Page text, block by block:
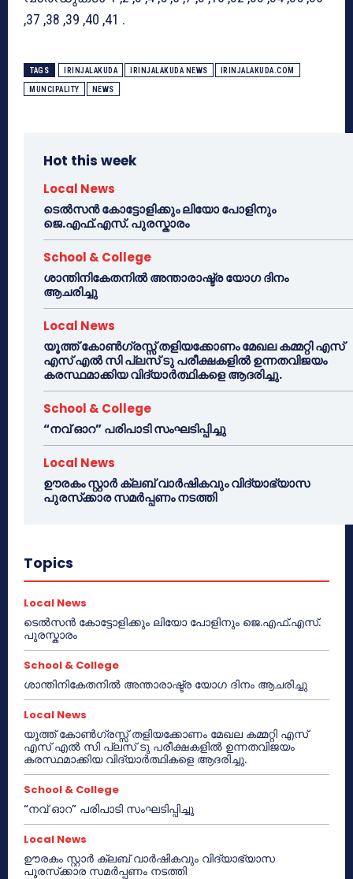
,37 ,38 ,39 ,40 ,41 .
TAGS IRINJALAKUDA IRINJALAKUDA NEWS IRINJALAKUDA.COM
MUNCIPALITY NEWS
Hot this week
Local News
ടെൽസൻ കോട്ടോളിക്കും ലിയോ പോളിനും
ജെ.എഫ്.എസ്. പുരസ്കാരം
School & College
ശാന്തിനികേതനിൽ അന്താരാഷ്ട്ര യോഗ ദിനം
ആചരിച്ചു
Local News
യൂത്ത് കോൺഗ്രസ്സ് തളിയക്കോണം മേഖല കമ്മറ്റി എസ്
എസ് എൽ സി പ്ലസ് ടു പരീക്ഷകളിൽ ഉന്നതവിജയം
കരസ്ഥമാക്കിയ വിദ്യാർത്ഥികളെ ആദരിച്ചു.
School & College
“നവ് ഓറ” പരിപാടി സംഘടിപ്പിച്ചു
Local News
ഊരകം സ്റ്റാർ ക്ലബ് വാർഷികവും വിദ്യാഭ്യാസ
പുരസ്‌ക്കാര സമർപ്പണം നടത്തി
Topics
Local News
ടെൽസൻ കോട്ടോളിക്കും ലിയോ പോളിനും ജെ.എഫ്.എസ്.
പുരസ്കാരം
School & College
ശാന്തിനികേതനിൽ അന്താരാഷ്ട്ര യോഗ ദിനം ആചരിച്ചു
Local News
യൂത്ത് കോൺഗ്രസ്സ് തളിയക്കോണം മേഖല കമ്മറ്റി എസ്
എസ് എൽ സി പ്ലസ് ടു പരീക്ഷകളിൽ ഉന്നതവിജയം
കരസ്ഥമാക്കിയ വിദ്യാർത്ഥികളെ ആദരിച്ചു.
School & College
“നവ് ഓറ” പരിപാടി സംഘടിപ്പിച്ചു
Local News
ഊരകം സ്റ്റാർ ക്ലബ് വാർഷികവും വിദ്യാഭ്യാസ
പുരസ്‌ക്കാര സമർപ്പണം നടത്തി